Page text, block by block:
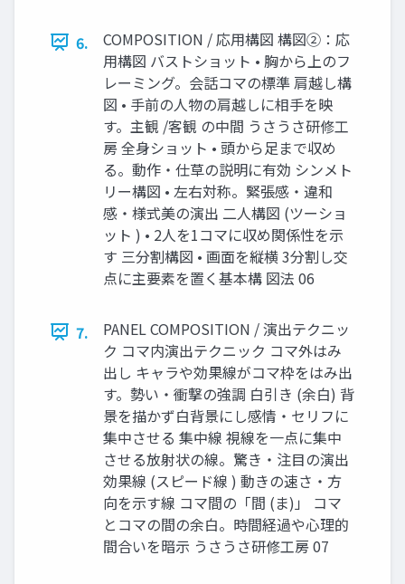
6.
COMPOSITION / 応用構図 構図②：応
用構図 バストショット • 胸から上のフ
レーミング。会話コマの標準 肩越し構
図 • 手前の人物の肩越しに相手を映
す。主観 /客観 の中間 うさうさ研修工
房 全身ショット • 頭から足まで収め
る。動作・仕草の説明に有効 シンメト
リー構図 • 左右対称。緊張感・違和
感・様式美の演出 二人構図 (ツーショ
ット ) • 2人を1コマに収め関係性を示
す 三分割構図 • 画面を縦横 3分割し交
点に主要素を置く基本構 図法 06
7.
PANEL COMPOSITION / 演出テクニッ
ク コマ内演出テクニック コマ外はみ
出し キャラや効果線がコマ枠をはみ出
す。勢い・衝撃の強調 白引き (余白) 背
景を描かず白背景にし感情・セリフに
集中させる 集中線 視線を一点に集中
させる放射状の線。驚き・注目の演出
効果線 (スピード線 ) 動きの速さ・方
向を示す線 コマ間の「間 (ま)」 コマ
とコマの間の余白。時間経過や心理的
間合いを暗示 うさうさ研修工房 07